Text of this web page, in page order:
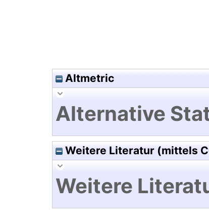
Altmetric
Alternative
Weitere Literatur (mittels
Weitere